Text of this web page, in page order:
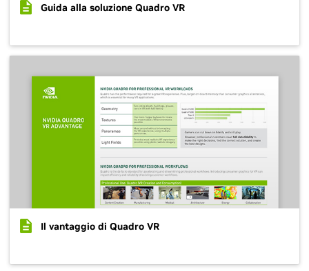
Guida alla soluzione Quadro VR
Il vantaggio di Quadro VR